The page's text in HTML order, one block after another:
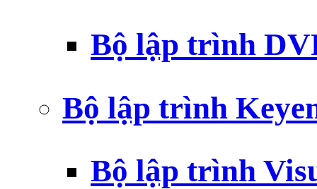
Bộ lập trình
Bộ lập trình
Bộ lập trình